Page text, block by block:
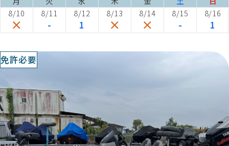
8/10
8/11
-
8/12
1
8/13 8/14 8/15
-
8/16
1
免許必要